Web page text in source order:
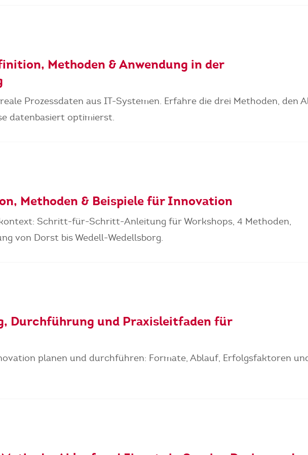
Methoden & Anwendung in der
Prozessdaten aus IT-Systemen. Erfahre die drei Methoden, den
datenbasiert optimierst.
Methoden & Beispiele für Innovation
Schritt-für-Schritt-Anleitung für Workshops, 4 Methoden,
von Dorst bis Wedell-Wedellsborg.
Durchführung und Praxisleitfaden für
planen und durchführen: Formate, Ablauf, Erfolgsfaktoren